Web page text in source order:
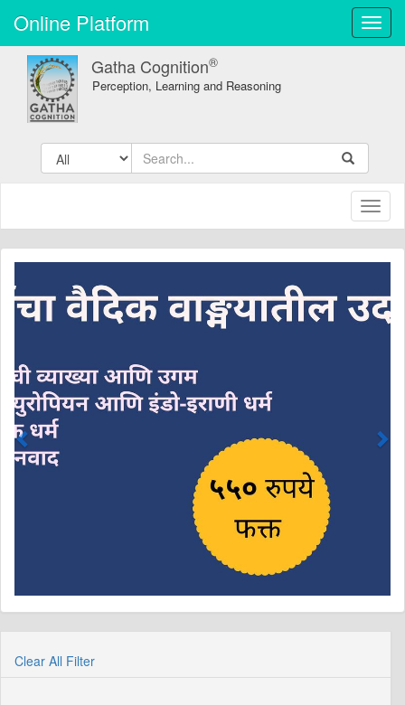
Online Platform
Gatha Cognition®
Perception, Learning and Reasoning
Clear All Filter